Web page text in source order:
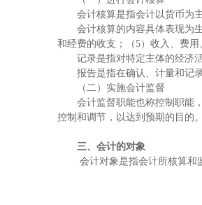
会计核算是指会计以货币为主
会计核算的内容具体表现为生
和经费的收支；（5）收入、费用
记录是指对特定主体的经济活
报告是指在确认、计量和记录
（二）实施会计监督
会计监督职能也称控制职能，
控制和调节，以达到预期的目的。
三、会计的对象
会计对象是指会计所核算和监